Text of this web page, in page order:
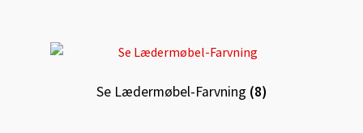
Se Lædermøbel-Farvning (8)